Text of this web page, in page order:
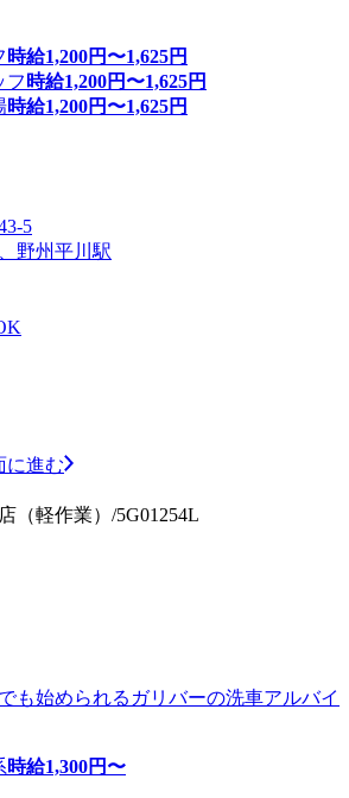
時給1,200円〜1,625円
フ 時給1,200円〜1,625円
時給1,200円〜1,625円
5
野州平川駅
に進む
（軽作業）/5G01254L
も始められるガリバーの洗車アルバイ
時給1,300円〜